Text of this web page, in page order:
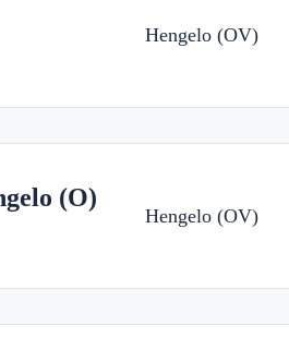
Hengelo (OV)
(O)
Hengelo (OV)